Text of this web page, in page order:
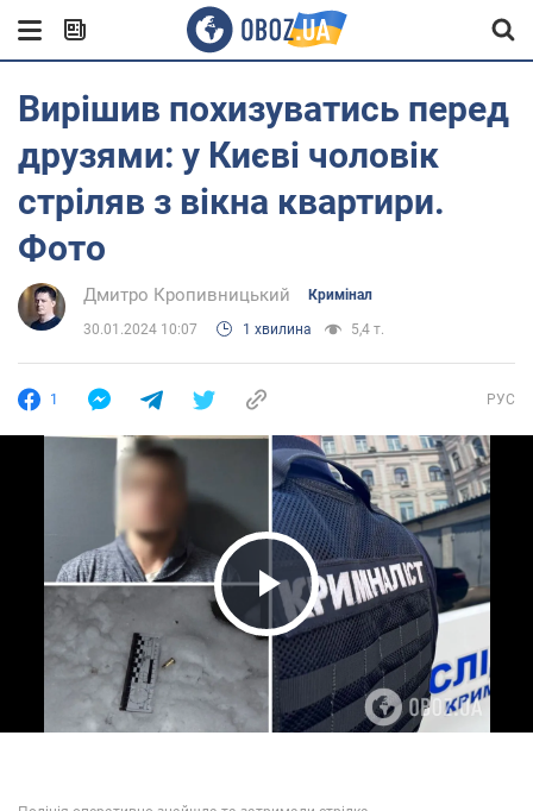
Вирішив похизуватись перед
друзями: у Києві чоловік
стріляв з вікна квартири.
Фото
Дмитро Кропивницький Кримінал
30.01.2024 10:07 1 хвилина 5,4 т.
1 РУС
Play Video